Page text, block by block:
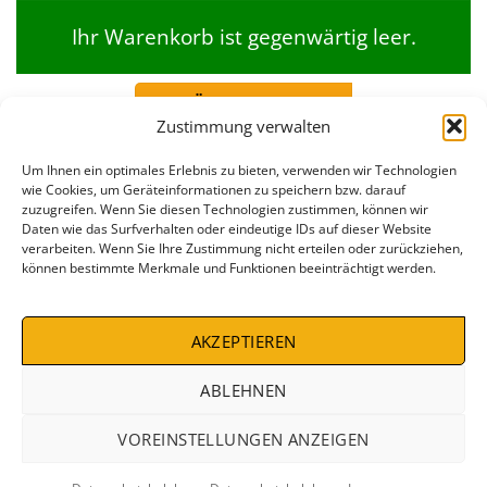
Zustimmung verwalten
Um Ihnen ein optimales Erlebnis zu bieten, verwenden wir Technologien
wie Cookies, um Geräteinformationen zu speichern bzw. darauf
zuzugreifen. Wenn Sie diesen Technologien zustimmen, können wir
Daten wie das Surfverhalten oder eindeutige IDs auf dieser Website
verarbeiten. Wenn Sie Ihre Zustimmung nicht erteilen oder zurückziehen,
können bestimmte Merkmale und Funktionen beeinträchtigt werden.
AKZEPTIEREN
ABLEHNEN
VOREINSTELLUNGEN ANZEIGEN
Ihr Warenkorb ist gegenwärtig leer.
ZURÜCK ZUM SHOP
DATENSCHUTZBELEHRUNG
ZAHLUNGSARTEN
VERSANDKOSTEN
DEALS %